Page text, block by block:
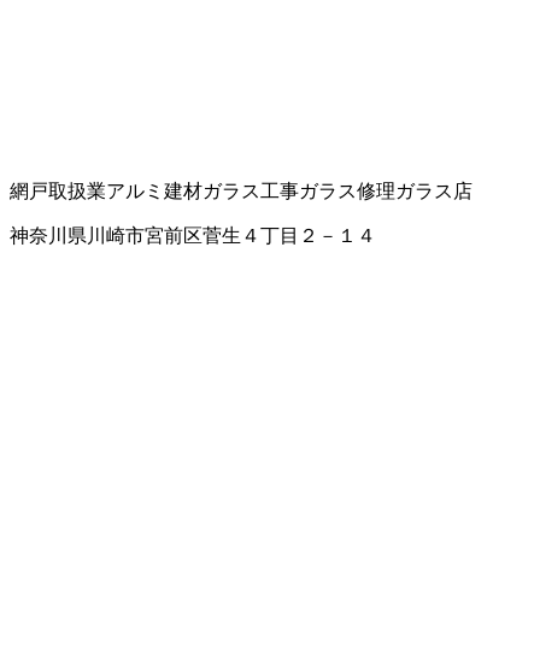
網戸取扱業アルミ建材ガラス工事ガラス修理ガラス店
神奈川県川崎市宮前区菅生４丁目２－１４